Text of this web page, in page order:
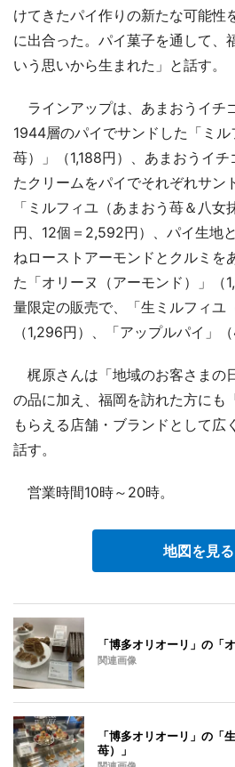
けてきたパイ作りの新たな可能性
に出合った。パイ菓子を通して、
いう思いから生まれた」と話す。
ラインアップは、あまおうイチ
1944層のパイでサンドした「ミル
苺）」（1,188円）、あまおうイ
たクリームをパイでそれぞれサン
「ミルフィユ（あまおう苺＆八女
円、12個＝2,592円）、パイ生地
ねローストアーモンドとクルミを
た「オリーヌ（アーモンド）」（
量限定の販売で、「生ミルフィユ
（1,296円）、「アップルパイ」
梶原さんは「地域のお客さまの
の品に加え、福岡を訪れた方にも
もらえる店舗・ブランドとして広
話す。
営業時間10時～20時。
地図を見る
「博多オリオーリ」の「
関連画像
「博多オリオーリ」の「
苺）」